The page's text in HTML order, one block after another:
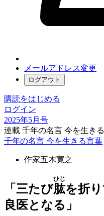
メールアドレス変更
ログアウト
購読をはじめる
ログイン
2025年5月号
連載 千年の名言 今を生き
千年の名言 今を生きる言葉
作家五木寛之
「三たび肱
ひじ
を折り
良医となる」